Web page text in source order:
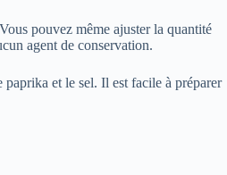
pouvez même ajuster la quantité
agent de conservation.
paprika et le sel. Il est facile à préparer